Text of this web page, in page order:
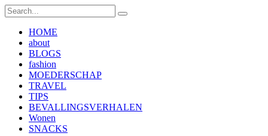
HOME
about
BLOGS
fashion
MOEDERSCHAP
TRAVEL
TIPS
BEVALLINGSVERHALEN
Wonen
SNACKS